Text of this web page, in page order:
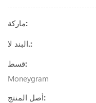
ماركة:
البند لا.:
قسط:
Moneygram
أصل المنتج: